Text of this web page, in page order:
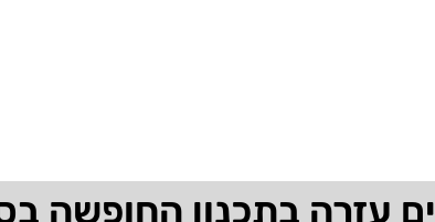
עזרה בתכנון החופשה